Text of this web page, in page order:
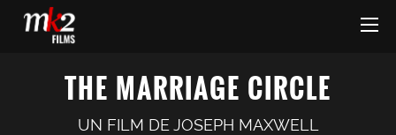
THE MARRIAGE CIRCLE
UN FILM DE JOSEPH MAXWELL